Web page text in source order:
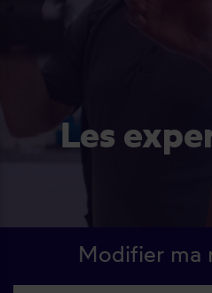
Les experts du volet
Modifier ma